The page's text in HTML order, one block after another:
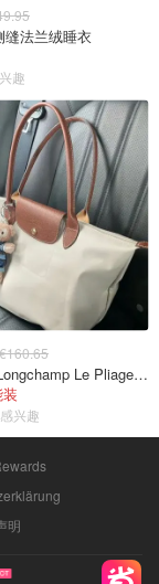
法兰绒睡衣
趣
€160.65
Longchamp Longchamp Le Pliage 大号手提包
兴趣
明